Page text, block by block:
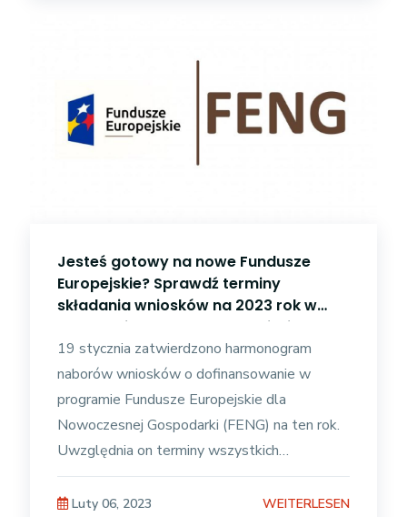
Jesteś gotowy na nowe Fundusze
Europejskie? Sprawdź terminy
składania wniosków na 2023 rok w
programie Fundusze Europejskie dla
Nowoczesnej Gospodarki.
19 stycznia zatwierdzono harmonogram
naborów wniosków o dofinansowanie w
programie Fundusze Europejskie dla
Nowoczesnej Gospodarki (FENG) na ten rok.
Uwzględnia on terminy wszystkich
planowanych w 2023 r. konkursów,
finansowanych w ramach nowej polityki
Luty 06, 2023 WEITERLESEN